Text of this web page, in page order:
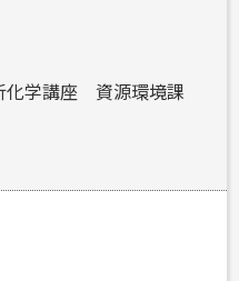
学講座 資源環境課